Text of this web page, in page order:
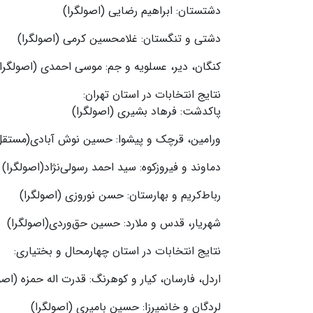
دشتستان: ابراهیم رضایی (اصولگرا)
دشتی و تنگستان: غلامحسین کرمی (اصولگرا)
کنگان، دیر، عسلویه و جم: موسی احمدی
نتایج انتخابات در استان تهران:
پاکدشت: فرهاد بشیری (اصولگرا)
ورامین‌، قرچک و پیشوا: حسین نوش
دماوند و فیروزکوه: سید احمد رسولی‌نژاد(اصولگرا)
رباط‌کریم و بهارستان: حسن نوروزی (اصولگرا)
شهریار، قدس و ملارد: حسین حق‌وردی(اصولگرا)
نتایج انتخابات در استان چهارمحال و بختیاری:
اردل، فارسان، کیار و کوهرنگ: قدرت اله حمزه
لردگان و خانمیرزا: حسین بامیری (اصولگرا)